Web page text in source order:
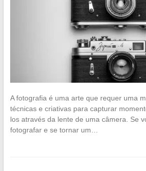
A fotografia é uma arte que requer uma
técnicas e criativas para capturar
los através da lente de uma câmera. Se
fotografar e se tornar um…